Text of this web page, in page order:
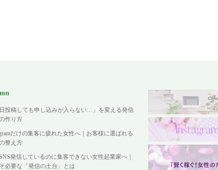
日投稿しても申し込みが入らない…」を変える発信
作り方
だけの集客に疲れた女性へ｜お客様に選ばれる
整え方
発信しているのに集客できない女性起業家へ｜
必要な「発信の土台」とは